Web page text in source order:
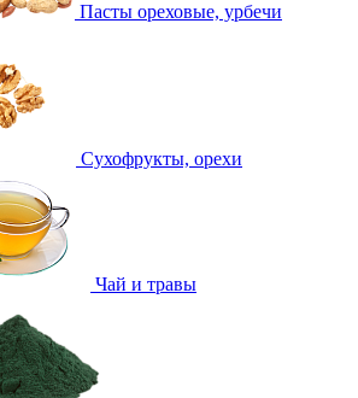
Пасты ореховые, урбечи
Сухофрукты, орехи
Чай и травы